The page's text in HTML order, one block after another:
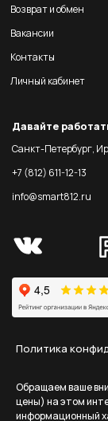
Возврат и обмен
Вакансии
Контакты
Личный кабинет
Давайте
Санкт-Петербург,
+7 (812) 611-12-13
info@smart812.ru
Политика
Обращаем ваше
цены) на этом
информационный